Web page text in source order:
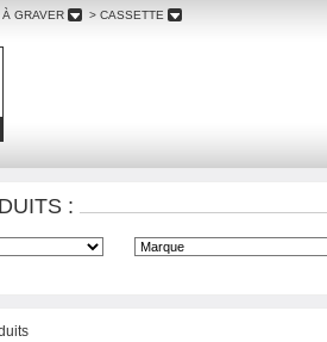
GRAVER > CASSETTE
: